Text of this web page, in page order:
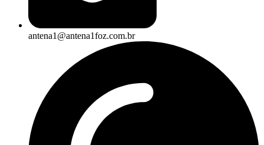
antena1@antena1foz.com.br